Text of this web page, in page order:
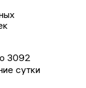
3092
сутки